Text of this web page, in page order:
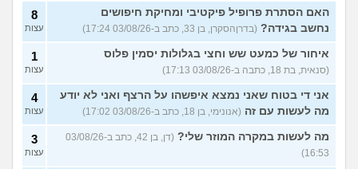
האם הסתרת פרופיל פיקטיבי ומחיקת חיפושים
נחשב בגידה? (בדרןהסקרן, בן 33, כתב ב-03/08/26 17:24)
8
עצות
איחור של כמעט שש וחצי בגלולות יסמין פלוס
(סנאית, בת 18, כתבה ב-03/08/26 17:13)
1
עצות
אני די בטוח שאני נמצא איפשהו על הרצף ואני לא יודע
מה לעשות עם זה (אנונימי, בן 18, כתב ב-03/08/26 17:02)
4
עצות
מה לעשות במקרה המוזר שלי?
(דן, בן 42, כתב ב-03/08/26
16:53)
3
עצות